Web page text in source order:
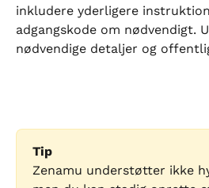
inkludere yderligere
adgangskode om nødvendigt.
nødvendige detaljer og
Tip
Zenamu understøtter ikke